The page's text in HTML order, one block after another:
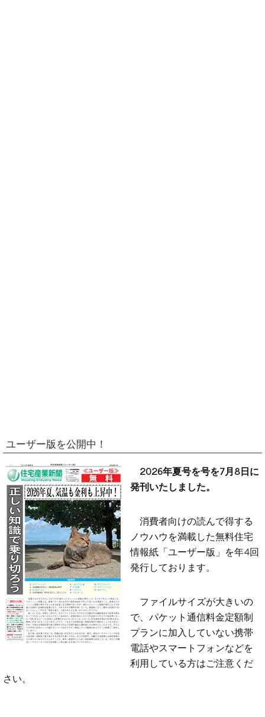
ユーザー版を公開中！
2026年夏号を号を7月8日に
発刊いたしました。
消費者向けの読んで得する
ノウハウを満載した無料住宅
情報紙「ユーザー版」を年4回
発行しております。
ファイルサイズが大きいの
で、パケット通信料金定額制
プランに加入していない携帯
電話やスマートフォンなどを
利用している方はご注意くだ
さい。